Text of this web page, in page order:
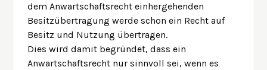
dem Anwartschaftsrecht einhergehenden
Besitzübertragung werde schon ein Recht auf
Besitz und Nutzung übertragen.
Dies wird damit begründet, dass ein
Anwartschaftsrecht nur sinnvoll sei, wenn es